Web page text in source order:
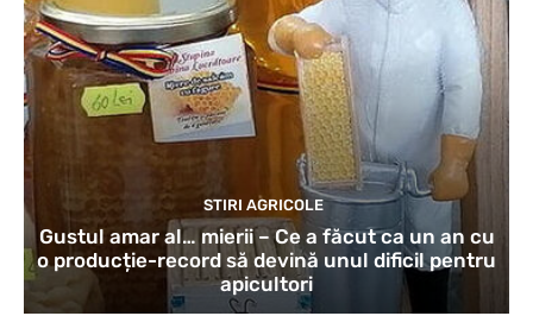
STIRI AGRICOLE
Gustul amar al… mierii – Ce a făcut ca un an cu
o producție-record să devină unul dificil pentru
apicultori